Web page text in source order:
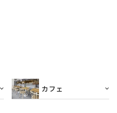
カフェ